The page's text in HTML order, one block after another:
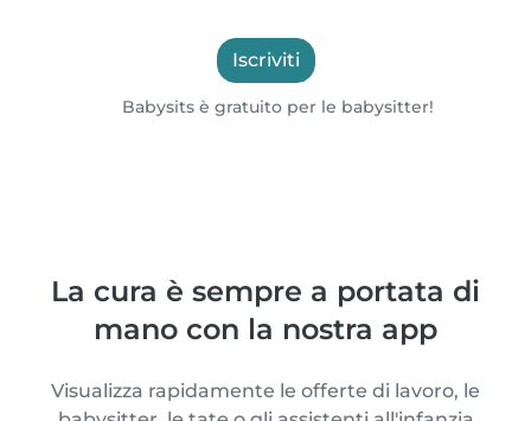
Iscriviti
Babysits è gratuito per le babysitter!
La cura è sempre a portata di
mano con la nostra app
Visualizza rapidamente le offerte di lavoro, le